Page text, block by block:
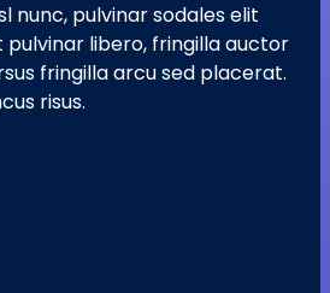
nunc, pulvinar sodales elit
pulvinar libero, fringilla auctor
fringilla arcu sed placerat.
risus.